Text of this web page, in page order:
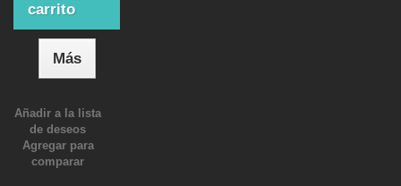
carrito
Más
Añadir a la lista
de deseos
Agregar para
comparar